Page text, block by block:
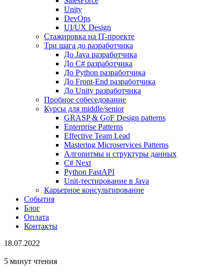
Unity
DevOps
UI/UX Design
Стажировка на IT-проекте
Три шага до разработчика
До Java разработчика
До C# разработчика
До Python разработчика
До Front-End разработчика
До Unity разработчика
Пробное собеседование
Курсы для middle/senior
GRASP & GoF Design patterns
Enterprise Patterns
Effective Team Lead
Mastering Microservices Patterns
Алгоритмы и структуры данных
C# Next
Python FastAPI
Unit-тестирование в Java
Карьерное консультирование
События
Блог
Оплата
Контакты
18.07.2022
5 минут чтения